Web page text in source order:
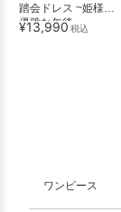
踏会ドレス ~姫様の
優雅な午後~
¥13,990 税込
ワンピース